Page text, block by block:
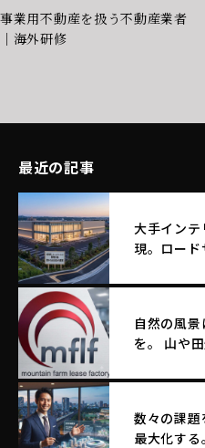
事業用不動産を扱う不動産業者
｜海外研修
最近の記事
大手インテ
現。ロード
自然の風
を。 山や
数々の課題
最大化す